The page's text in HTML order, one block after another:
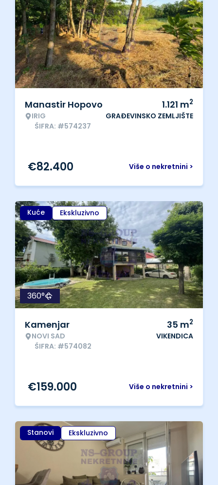
Manastir Hopovo
IRIG
ŠIFRA: #574237
1.121 m2
GRAĐEVINSKO ZEMLJIŠTE
Više o nekretnini >
€82.400
Kuće Ekskluzivno
360°
Kamenjar
NOVI SAD
ŠIFRA: #574082
35 m2
VIKENDICA
Više o nekretnini >
€159.000
Stanovi Ekskluzivno